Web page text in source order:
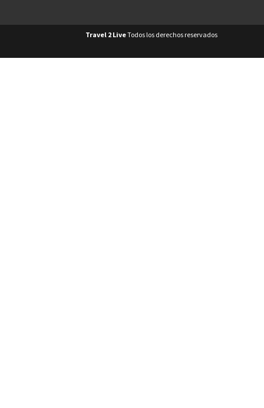
Travel 2 LiveTodos los derechos reservados